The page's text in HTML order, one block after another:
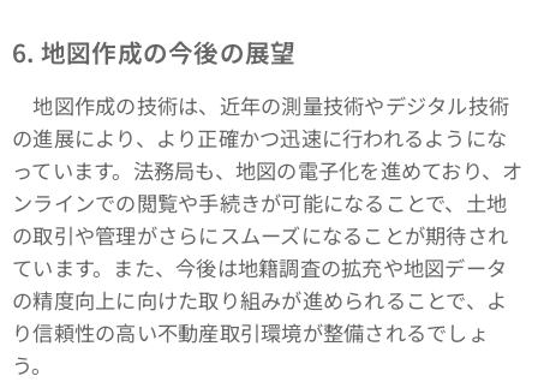
6. 地図作成の今後の展望
地図作成の技術は、近年の測量技術やデジタル技術
の進展により、より正確かつ迅速に行われるようにな
っています。法務局も、地図の電子化を進めており、オ
ンラインでの閲覧や手続きが可能になることで、土地
の取引や管理がさらにスムーズになることが期待され
ています。また、今後は地籍調査の拡充や地図データ
の精度向上に向けた取り組みが進められることで、よ
り信頼性の高い不動産取引環境が整備されるでしょ
う。